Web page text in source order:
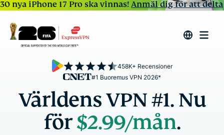
30 nya iPhone 17 Pro ska vinnas!Anmäl dig för att delta
#1 Buoremus VPN 2026*
458K+ Recensioner
Världens VPN #1. Nu
för$2.99/mån.